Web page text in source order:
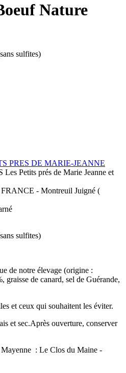
Nature
PRES DE MARIE-JEANNE
Petits prés de Marie Jeanne et
- Montreuil Juigné (
de notre élevage (origine :
graisse de canard, sel de Guérande,
et ceux qui souhaitent les éviter.
et sec.Après ouverture, conserver
: Le Clos du Maine -